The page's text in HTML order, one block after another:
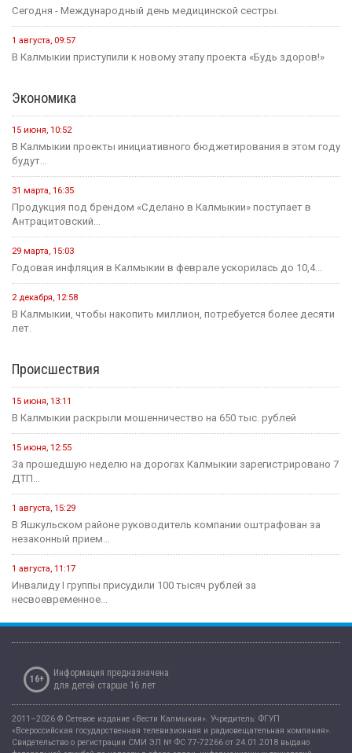
Сегодня - Международный день медицинской сестры.
1 августа, 09:57
В Калмыкии приступили к новому этапу проекта «Будь здоров!»
Экономика
15 июня, 10:52
В Калмыкии проекты инициативного бюджетирования в этом году
будут...
31 марта, 16:35
Продукция под брендом «Сделано в Калмыкии» поступает в
Антрацитовский...
29 марта, 15:03
Годовая инфляция в Калмыкии в феврале ускорилась до 10,4...
2 декабря, 12:58
В Калмыкии, чтобы накопить миллион, потребуется более десяти
лет.
Происшествия
15 июня, 13:11
В Калмыкии раскрыли мошенничество на 650 тыс. рублей
15 июня, 12:55
За прошедшую неделю на дорогах Калмыкии зарегистрировано 7
ДТП...
1 августа, 15:29
В Яшкульском районе руководитель компании оштрафован за
незаконный прием...
1 августа, 11:17
Инвалиду I группы присудили 100 тысяч рублей за
несвоевременное...
16+
Информация предназначена
для детей старше 16 лет
2011–2026 © Сетевое издание «Вести Калмыкия». Учредитель: ФГУП
«Всероссийская государственная телевизионная и радиовещательная компания».
Свидетельство о регистрации СМИ ЭЛ № ФС 77-72266 от 24.01.2018 выдано